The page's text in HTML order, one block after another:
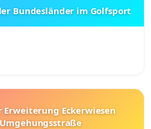
Bundesländer im Golfsport
Eckerwiesen